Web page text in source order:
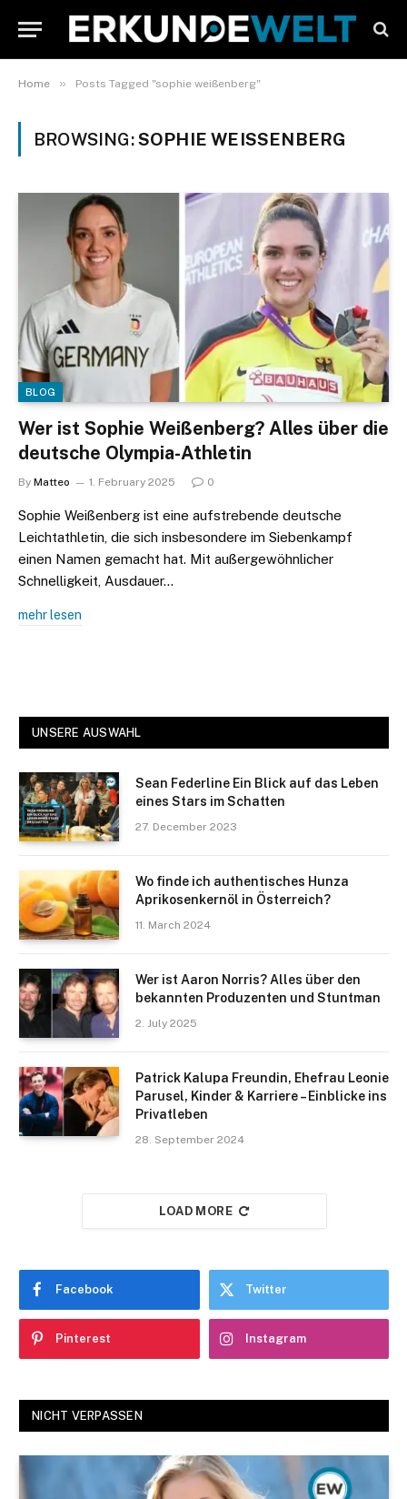
Home » Posts Tagged "sophie weißenberg"
BROWSING:SOPHIE WEISSENBERG
BLOG
Wer ist Sophie Weißenberg? Alles über die
deutsche Olympia-Athletin
By Matteo 1. February 2025 0
Sophie Weißenberg ist eine aufstrebende deutsche
Leichtathletin, die sich insbesondere im Siebenkampf
einen Namen gemacht hat. Mit außergewöhnlicher
Schnelligkeit, Ausdauer…
mehr lesen
UNSERE AUSWAHL
Sean Federline Ein Blick auf das Leben
eines Stars im Schatten
27. December 2023
Wo finde ich authentisches Hunza
Aprikosenkernöl in Österreich?
11. March 2024
Wer ist Aaron Norris? Alles über den
bekannten Produzenten und Stuntman
2. July 2025
Patrick Kalupa Freundin, Ehefrau Leonie
Parusel, Kinder & Karriere – Einblicke ins
Privatleben
28. September 2024
LOAD MORE
Facebook Twitter
Pinterest Instagram
NICHT VERPASSEN